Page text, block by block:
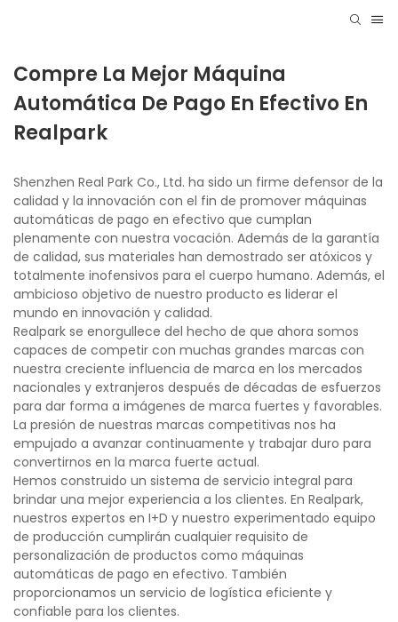
Compre La Mejor Máquina
Automática De Pago En Efectivo En
Realpark
Shenzhen Real Park Co., Ltd. ha sido un firme defensor de la
calidad y la innovación con el fin de promover máquinas
automáticas de pago en efectivo que cumplan
plenamente con nuestra vocación. Además de la garantía
de calidad, sus materiales han demostrado ser atóxicos y
totalmente inofensivos para el cuerpo humano. Además, el
ambicioso objetivo de nuestro producto es liderar el
mundo en innovación y calidad.
Realpark se enorgullece del hecho de que ahora somos
capaces de competir con muchas grandes marcas con
nuestra creciente influencia de marca en los mercados
nacionales y extranjeros después de décadas de esfuerzos
para dar forma a imágenes de marca fuertes y favorables.
La presión de nuestras marcas competitivas nos ha
empujado a avanzar continuamente y trabajar duro para
convertirnos en la marca fuerte actual.
Hemos construido un sistema de servicio integral para
brindar una mejor experiencia a los clientes. En Realpark,
nuestros expertos en I+D y nuestro experimentado equipo
de producción cumplirán cualquier requisito de
personalización de productos como máquinas
automáticas de pago en efectivo. También
proporcionamos un servicio de logística eficiente y
confiable para los clientes.